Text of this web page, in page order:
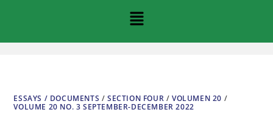
ESSAYS / DOCUMENTS /SECTION FOUR /VOLUMEN 20 /
VOLUME 20 NO. 3 SEPTEMBER-DECEMBER 2022